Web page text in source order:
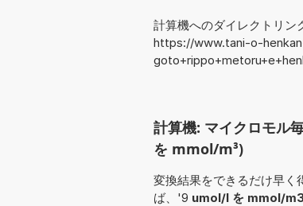
計算機へのダイレクトリン
https://www.tani-o-
計算機: マイクロモル
を mmol/m³)
変換結果をできるだけ早く
ば、'9 umol/l を mmol/